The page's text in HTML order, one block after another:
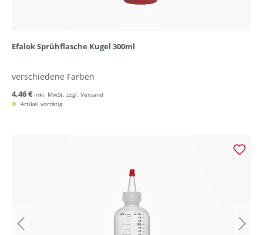
Efalok Sprühflasche Kugel 300ml
verschiedene Farben
4,46 € inkl. MwSt. zzgl. Versand
Artikel vorrätig